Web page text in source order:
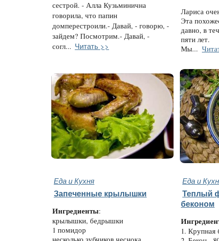
сестрой. - Алла Кузьминична
говорила, что папин
домперестроили.- Давай, - говорю, -
зайдем? Посмотрим.- Давай, -
согл... Читать >>
Лариса
Эта
давно, в
пяти лет.
Мы...
Еда и Кухня Еда и
Запеченные крылышки
Ингредиенты:
крылышки, бедрышки
1 помидор
несколько зубчиков чеснока
Теплый
беконом
1. Крупная